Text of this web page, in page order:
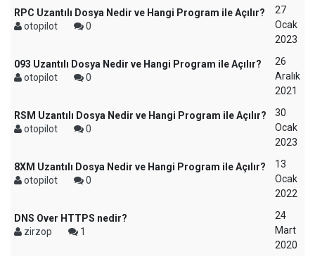
RPC Uzantılı Dosya Nedir ve Hangi Program ile Açılır?
otopilot
0
27
Ocak
2023
093 Uzantılı Dosya Nedir ve Hangi Program ile Açılır?
otopilot
0
26
Aralık
2021
RSM Uzantılı Dosya Nedir ve Hangi Program ile Açılır?
otopilot
0
30
Ocak
2023
8XM Uzantılı Dosya Nedir ve Hangi Program ile Açılır?
otopilot
0
13
Ocak
2022
DNS Over HTTPS nedir?
zirzop
1
24
Mart
2020